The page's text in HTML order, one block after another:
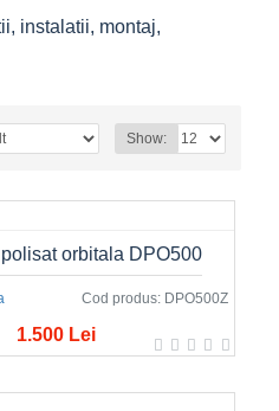
instalatii, montaj,
Show:
Cod produs: DPO500Z
orbitala DPO500
1.500 Lei